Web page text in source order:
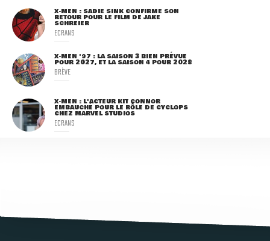
X-MEN : SADIE SINK CONFIRME SON
RETOUR POUR LE FILM DE JAKE
SCHREIER
ECRANS
X-MEN '97 : LA SAISON 3 BIEN PRÉVUE
POUR 2027, ET LA SAISON 4 POUR 2028
BRÈVE
X-MEN : L'ACTEUR KIT CONNOR
EMBAUCHÉ POUR LE RÔLE DE CYCLOPS
CHEZ MARVEL STUDIOS
ECRANS